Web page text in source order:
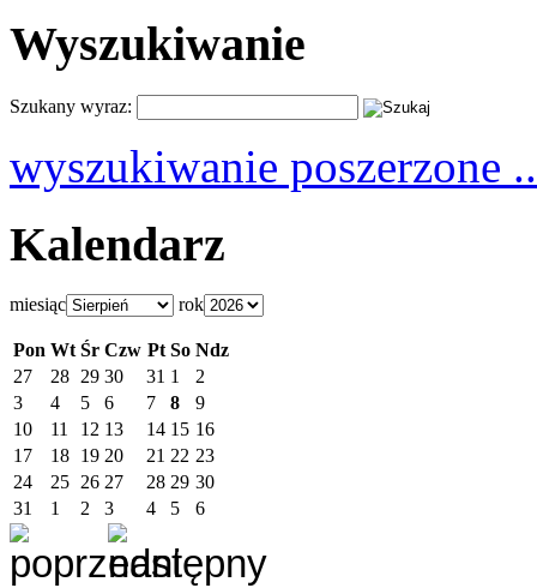
Wyszukiwanie
Szukany wyraz:
wyszukiwanie poszerzone
Kalendarz
miesiąc rok
Pon Wt Śr Czw Pt So Ndz
27
28 29 30 31 1
2
3
4 5 6 7 8
9
10
11 12 13 14 15 16
17
18 19 20 21 22 23
24
25 26 27 28 29 30
31
1 2 3 4 5 6